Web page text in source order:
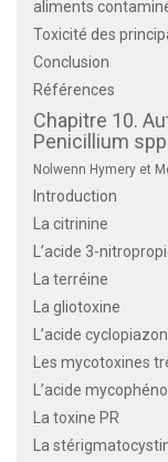
aliments
Toxicité des
Conclusion
Références
Chapitre 10.
Penicillium
Nolwenn Hymery et
Introduction
La citrinine
L’acide 3-
La terréine
La gliotoxine
L’acide
Les mycotoxines
L’acide
La toxine PR
La